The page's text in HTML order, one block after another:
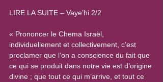
LIRE LA SUITE – Vaye’hi 2/2
« Prononcer le Chema Israël,
individuellement et collectivement, c’est
proclamer que l’on a conscience du fait que
ce qui se produit dans notre vie est d’origine
divine ; que tout ce qui m’arrive, et tout ce